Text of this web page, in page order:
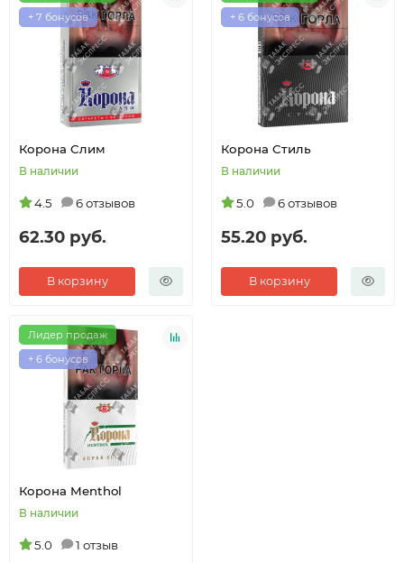
+ 7 бонусов
Корона Слим
В наличии
4.5 6 отзывов
62.30 руб.
В корзину
+ 6 бонусов
Корона Стиль
В наличии
5.0 6 отзывов
55.20 руб.
В корзину
Лидер продаж
+ 6 бонусов
Корона Menthol
В наличии
5.0 1 отзыв